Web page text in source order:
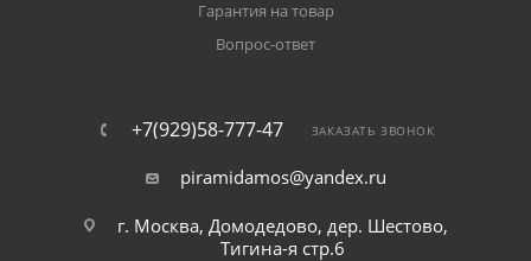
Гарантия на товар
Вопрос-ответ
+7(929)58-777-47 ЗАКАЗАТЬ ЗВОНОК
piramidamos@yandex.ru
г. Москва, Домодедово, дер. Шестово,
Тигина-я стр.6